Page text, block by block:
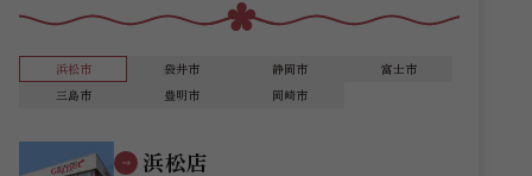
浜松市 袋井市 静岡市
富士市
三島市
豊明市 岡崎市
浜松店